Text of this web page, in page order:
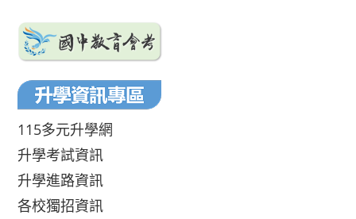
115多元升學網
升學考試資訊
升學進路資訊
各校獨招資訊